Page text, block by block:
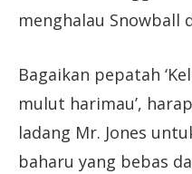
menghalau Snowball
Bagaikan pepatah
mulut harimau’,
ladang Mr. Jones
baharu yang bebas